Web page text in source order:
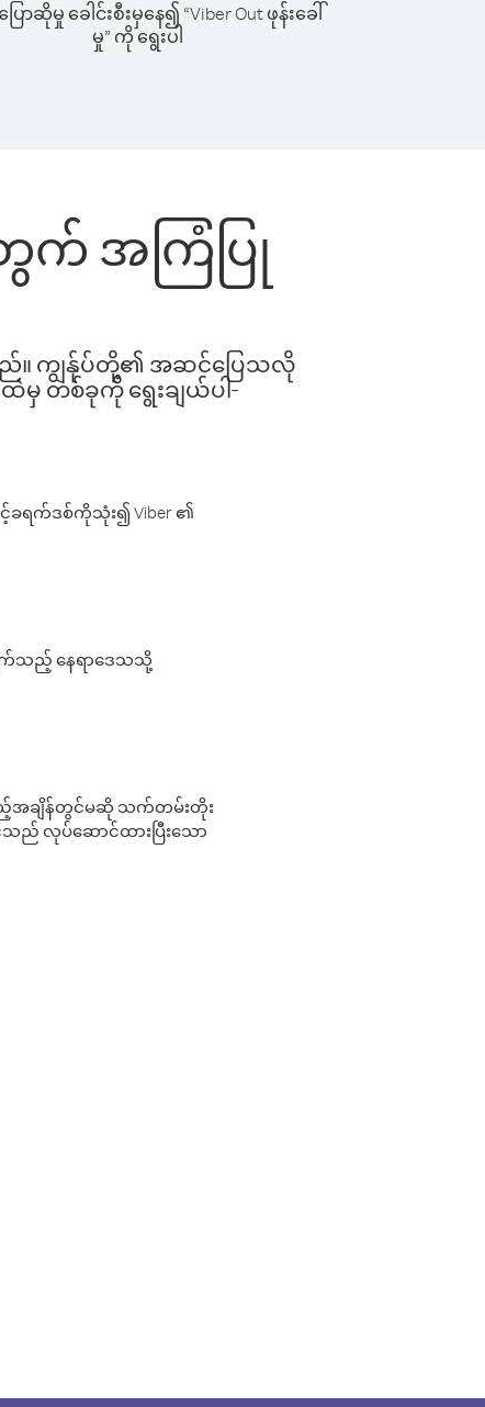
ောဆိုမှု ခေါင်းစီးမှနေ၍ “Viber Out ဖုန်းခေါ်
မှု” ကို ရွေးပါ
တွက် အကြံပြု
သည်။ ကျွန်ုပ်တို့၏ အဆင်ပြေသလို
ထဲမှ တစ်ခုကို ရွေးချယ်ပါ-
ရက်ဒစ်ကိုသုံး၍ Viber ၏
လိုက်သည့် နေရာဒေသသို့
ည်သည့်အချိန်တွင်မဆို သက်တမ်းတိုး
ည် လုပ်ဆောင်ထားပြီးသော